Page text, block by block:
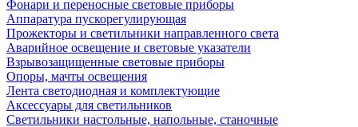
Фонари и переносные световые приборы
Аппаратура пускорегулирующая
Прожекторы и светильники направленного света
Аварийное освещение и световые указатели
Взрывозащищенные световые приборы
Опоры, мачты освещения
Лента светодиодная и комплектующие
Аксессуары для светильников
Светильники настольные, напольные, станочные